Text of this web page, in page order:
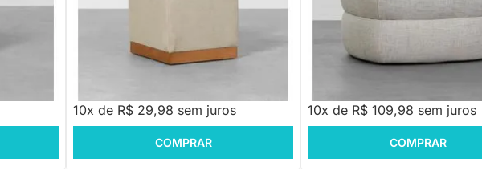
10x de R$ 29,98 sem juros
COMPRAR
PRONTA ENTREGA
R$ 1.338,88 -17%
10x de R$ 109,98 sem juros
COMPRAR